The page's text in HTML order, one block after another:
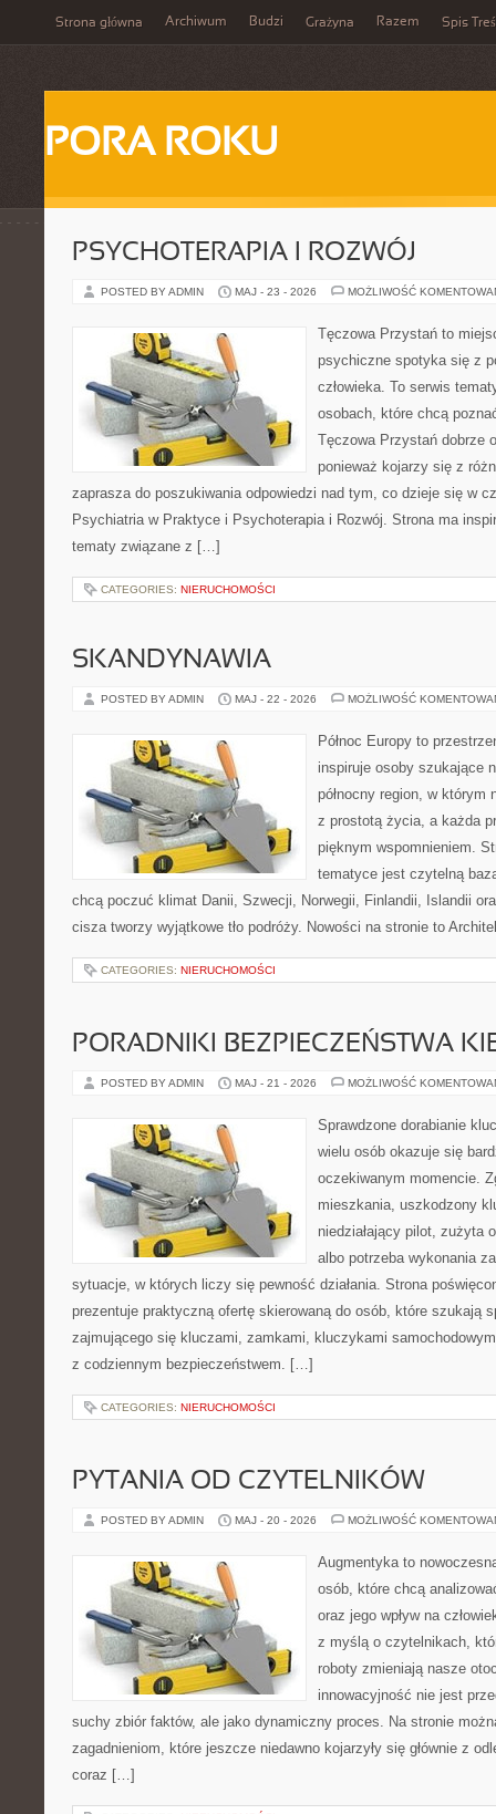
Strona główna Archiwum Budzi Grażyna Razem Spis
PORA ROKU
PSYCHOTERAPIA I ROZWÓJ
POSTED BY ADMIN MAJ - 23 - 2026 MOŻLIWOŚĆ
Tęczowa Przystań to
psychiczne spotyka się z
człowieka. To serwis
osobach, które chcą
Tęczowa Przystań dobrze
ponieważ kojarzy się z
zaprasza do poszukiwania odpowiedzi nad tym, co dzieje się w
Psychiatria w Praktyce i Psychoterapia i Rozwój. Strona ma
tematy związane z […]
CATEGORIES: NIERUCHOMOŚCI
SKANDYNAWIA
POSTED BY ADMIN MAJ - 22 - 2026 MOŻLIWOŚĆ
Północ Europy to
inspiruje osoby szukające
północny region, w którym
z prostotą życia, a każda
pięknym wspomnieniem.
tematyce jest czytelną
chcą poczuć klimat Danii, Szwecji, Norwegii, Finlandii, Islandii
cisza tworzy wyjątkowe tło podróży. Nowości na stronie to
CATEGORIES: NIERUCHOMOŚCI
PORADNIKI BEZPIECZEŃSTWA
POSTED BY ADMIN MAJ - 21 - 2026 MOŻLIWOŚĆ
Sprawdzone dorabianie
wielu osób okazuje się
oczekiwanym momencie.
mieszkania, uszkodzony
niedziałający pilot, zużyta
albo potrzeba wykonania
sytuacje, w których liczy się pewność działania. Strona
prezentuje praktyczną ofertę skierowaną do osób, które szukają
zajmującego się kluczami, zamkami, kluczykami
z codziennym bezpieczeństwem. […]
CATEGORIES: NIERUCHOMOŚCI
PYTANIA OD CZYTELNIKÓW
POSTED BY ADMIN MAJ - 20 - 2026 MOŻLIWOŚĆ
Augmentyka to
osób, które chcą
oraz jego wpływ na
z myślą o czytelnikach,
roboty zmieniają nasze
innowacyjność nie jest
suchy zbiór faktów, ale jako dynamiczny proces. Na stronie
zagadnieniom, które jeszcze niedawno kojarzyły się głównie z
coraz […]